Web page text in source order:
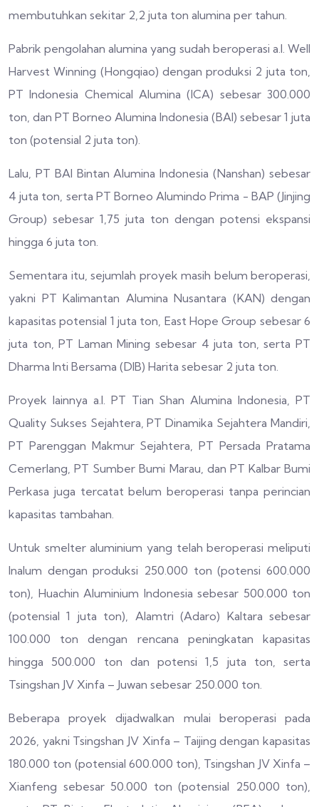
membutuhkan sekitar 2,2 juta ton alumina per tahun.
Pabrik pengolahan alumina yang sudah beroperasi a.l. Well
Harvest Winning (Hongqiao) dengan produksi 2 juta ton,
PT Indonesia Chemical Alumina (ICA) sebesar 300.000
ton, dan PT Borneo Alumina Indonesia (BAI) sebesar 1 juta
ton (potensial 2 juta ton).
Lalu, PT BAI Bintan Alumina Indonesia (Nanshan) sebesar
4 juta ton, serta PT Borneo Alumindo Prima - BAP (Jinjing
Group) sebesar 1,75 juta ton dengan potensi ekspansi
hingga 6 juta ton.
Sementara itu, sejumlah proyek masih belum beroperasi,
yakni PT Kalimantan Alumina Nusantara (KAN) dengan
kapasitas potensial 1 juta ton, East Hope Group sebesar 6
juta ton, PT Laman Mining sebesar 4 juta ton, serta PT
Dharma Inti Bersama (DIB) Harita sebesar 2 juta ton.
Proyek lainnya a.l. PT Tian Shan Alumina Indonesia, PT
Quality Sukses Sejahtera, PT Dinamika Sejahtera Mandiri,
PT Parenggan Makmur Sejahtera, PT Persada Pratama
Cemerlang, PT Sumber Bumi Marau, dan PT Kalbar Bumi
Perkasa juga tercatat belum beroperasi tanpa perincian
kapasitas tambahan.
Untuk smelter aluminium yang telah beroperasi meliputi
Inalum dengan produksi 250.000 ton (potensi 600.000
ton), Huachin Aluminium Indonesia sebesar 500.000 ton
(potensial 1 juta ton), Alamtri (Adaro) Kaltara sebesar
100.000 ton dengan rencana peningkatan kapasitas
hingga 500.000 ton dan potensi 1,5 juta ton, serta
Tsingshan JV Xinfa – Juwan sebesar 250.000 ton.
Beberapa proyek dijadwalkan mulai beroperasi pada
2026, yakni Tsingshan JV Xinfa – Taijing dengan kapasitas
180.000 ton (potensial 600.000 ton), Tsingshan JV Xinfa –
Xianfeng sebesar 50.000 ton (potensial 250.000 ton),